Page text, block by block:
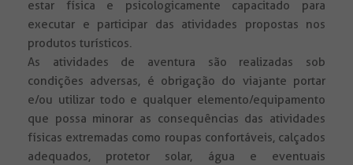
estar física e psicologicamente capacitado para
executar e participar das atividades propostas nos
produtos turísticos.
As atividades de aventura são realizadas sob
condições adversas, é obrigação do viajante portar
e/ou utilizar todo e qualquer elemento/equipamento
que possa minorar as consequências das atividades
físicas extremadas como roupas confortáveis, calçados
adequados, protetor solar, água e eventuais